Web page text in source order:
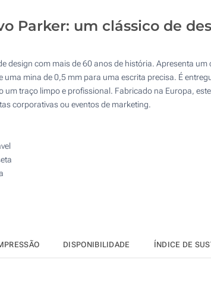
Gravação a laser (No corpo)
Sem impressão
Outra :
Parker: um clássico de
design com mais de 60 anos de história. Apresenta
mina de 0,5 mm para uma escrita precisa. É
traço limpo e profissional. Fabricado na Europa,
corporativas ou eventos de marketing.
DISPONIBILIDADE ÍNDICE DE